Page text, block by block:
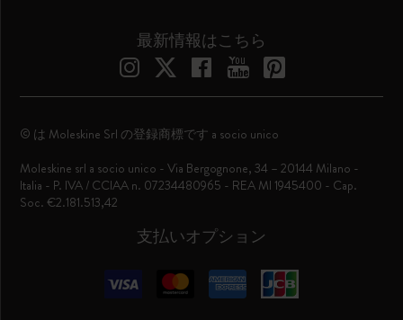
最新情報はこちら
支払いオプション
© は Moleskine Srl の登録商標です a socio unico
Moleskine srl a socio unico - Via Bergognone, 34 – 20144 Milano -
Italia - P. IVA / CCIAA n. 07234480965 - REA MI 1945400 - Cap.
Soc. €2.181.513,42